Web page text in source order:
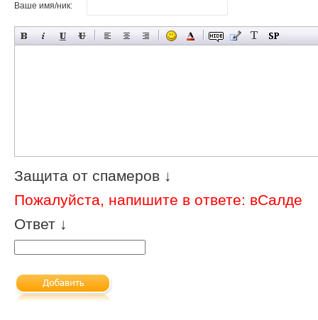
Ваше имя/ник:
Защита от спамеров ↓
Пожалуйста, напишите в ответе: вСалде
Ответ ↓